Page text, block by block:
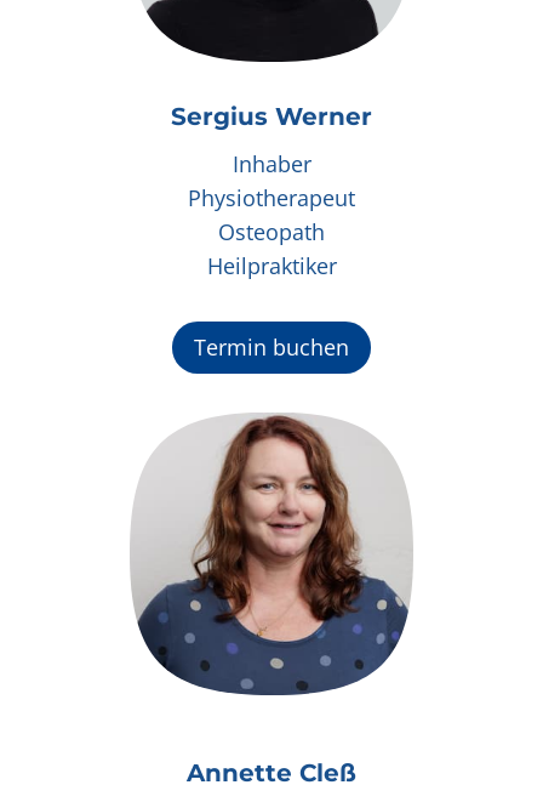
Sergius Werner
Inhaber
Physiotherapeut
Osteopath
Heilpraktiker
Termin buchen
Annette Cleß